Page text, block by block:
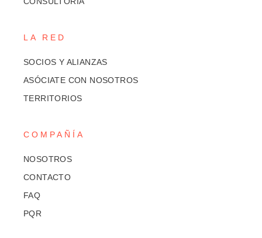
LA RED
SOCIOS Y ALIANZAS
ASÓCIATE CON NOSOTROS
TERRITORIOS
COMPAÑÍA
NOSOTROS
CONTACTO
FAQ
PQR